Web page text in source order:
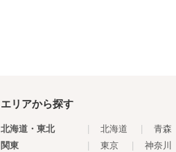
エリアから探す
北海道・東北 北海道 青森
関東
東京 神奈川